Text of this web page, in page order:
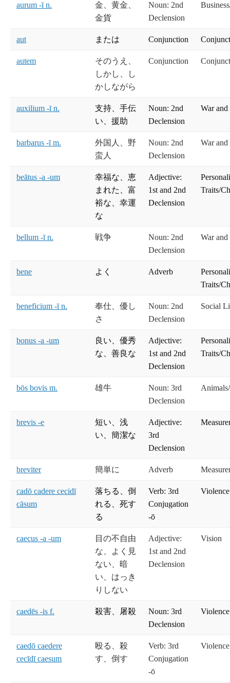
aurum -ī n.
金、黄金、
金貨
Noun: 2nd
Declension
aut または Conjunction
autem
そのうえ、
しかし、し
かしながら
Conjunction
auxilium -ī n.
支持、手伝
い、援助
Noun: 2nd
Declension
War and
barbarus -ī m.
外国人、野
蛮人
Noun: 2nd
Declension
War and
beātus -a -um
幸福な、恵
まれた、富
裕な、幸運
な
Adjective:
1st and 2nd
Declension
Traits/
bellum -ī n. 戦争
Noun: 2nd
Declension
War and
bene よく Adverb
Traits/
beneficium -ī n.
奉仕、優し
さ
Noun: 2nd
Declension
Social
bonus -a -um
良い、優秀
な、善良な
Adjective:
1st and 2nd
Declension
Traits/
bōs bovis m. 雄牛
Noun: 3rd
Declension
brevis -e
短い、浅
い、簡潔な
Adjective:
3rd
Declension
breviter 簡単に Adverb
cadō cadere cecidī
cāsum
落ちる、倒
れる、死す
る
Verb: 3rd
Conjugation
-ō
Violence
caecus -a -um
目の不自由
な、よく見
ない、暗
い、はっき
りしない
Adjective:
1st and 2nd
Declension
Vision
caedēs -is f. 殺害、屠殺
Noun: 3rd
Declension
Violence
caedō caedere
cecīdī caesum
殴る、殺
す、倒す
Verb: 3rd
Conjugation
-ō
Violence